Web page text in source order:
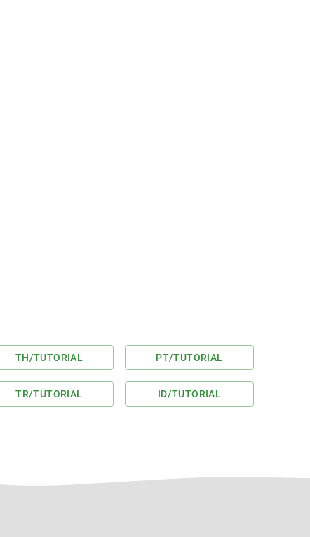
TH/TUTORIAL PT/TUTORIAL
TR/TUTORIAL ID/TUTORIAL